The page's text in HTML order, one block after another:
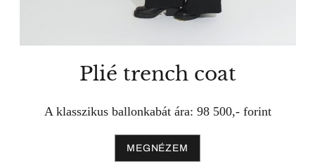
Plié trench coat
A klasszikus ballonkabát ára: 98 500,- forint
MEGNÉZEM